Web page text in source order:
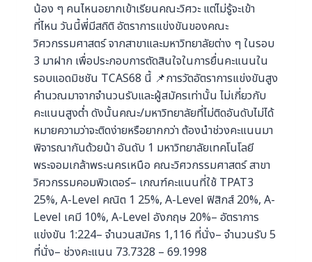
น้อง ๆ คนไหนอยากเข้าเรียนคณะวิศวะ แต่ไม่รู้จะเข้า
ที่ไหน วันนี้พี่มีสถิติ อัตราการแข่งขันของคณะ
วิศวกรรมศาสตร์ จากสาขาและมหาวิทยาลัยต่าง ๆ ในรอบ
3 มาฝาก เพื่อประกอบการตัดสินใจในการยื่นคะแนนใน
รอบแอดมิชชัน TCAS68 นี้ 📌การวัดอัตราการแข่งขันสูง
คำนวณมาจากจำนวนรับและผู้สมัครเท่านั้น ไม่เกี่ยวกับ
คะแนนสูงต่ำ ดังนั้นคณะ/มหาวิทยาลัยที่ไม่ติดอันดับไม่ได้
หมายความว่าจะติดง่ายหรือยากกว่า ต้องนำช่วงคะแนนมา
พิจารณากันด้วยน้า อันดับ 1 มหาวิทยาลัยเทคโนโลยี
พระจอมเกล้าพระนครเหนือ คณะวิศวกรรมศาสตร์ สาขา
วิศวกรรมคอมพิวเตอร์– เกณฑ์คะแนนที่ใช้ TPAT3
25%, A-Level คณิต 1 25%, A-Level ฟิสิกส์ 20%, A-
Level เคมี 10%, A-Level อังกฤษ 20%– อัตราการ
แข่งขัน 1:224– จำนวนสมัคร 1,116 ที่นั่ง– จำนวนรับ 5
ที่นั่ง– ช่วงคะแนน 73.7328 – 69.1998